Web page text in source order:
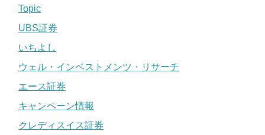
Topic
UBS証券
いちよし
ウェル・インベストメンツ・リサーチ
エース証券
キャンペーン情報
クレディスイス証券